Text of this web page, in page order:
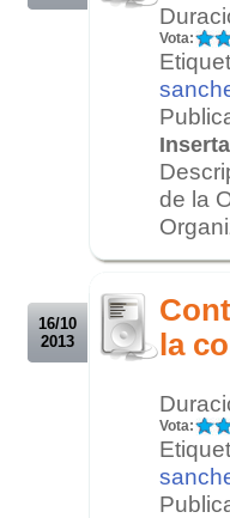
Vota:
de la
16/10
2013
la
Vota: